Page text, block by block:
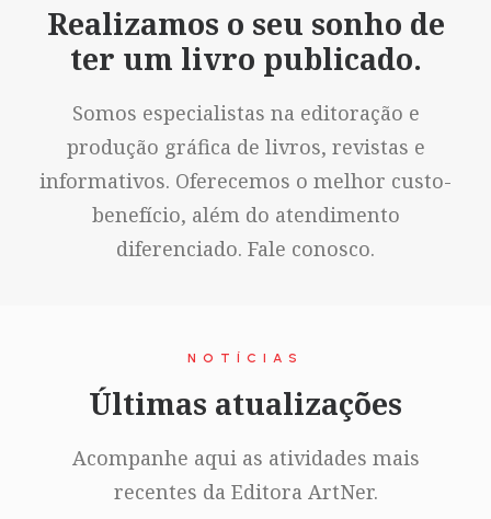
Realizamos o seu sonho de
ter um livro publicado.
Somos especialistas na editoração e
produção gráfica de livros, revistas e
informativos. Oferecemos o melhor custo-
benefício, além do atendimento
diferenciado. Fale conosco.
NOTÍCIAS
Últimas atualizações
Acompanhe aqui as atividades mais
recentes da Editora ArtNer.